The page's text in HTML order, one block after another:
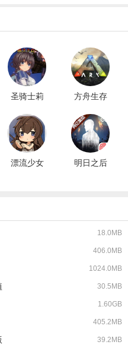
圣骑士莉
化版
方舟生存
漂流少女
明日之后
18.0MB
406.0MB
1024.0MB
30.5MB
1.60GB
405.2MB
39.2MB